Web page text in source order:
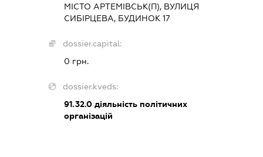
МІСТО АРТЕМІВСЬК(П), ВУЛИЦЯ
СИБІРЦЕВА, БУДИНОК 17
dossier.capital:
0 грн.
dossier.kveds:
91.32.0діяльність політичних
організацій